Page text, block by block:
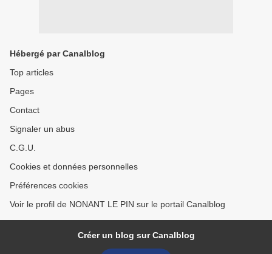
Hébergé par Canalblog
Top articles
Pages
Contact
Signaler un abus
C.G.U.
Cookies et données personnelles
Préférences cookies
Voir le profil de NONANT LE PIN sur le portail Canalblog
Créer un blog sur Canalblog